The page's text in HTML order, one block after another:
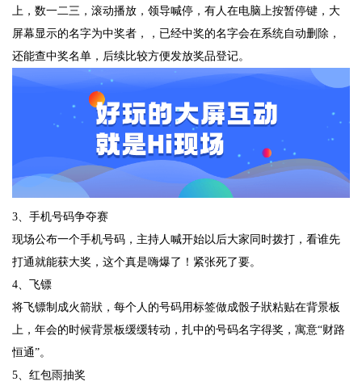
上，数一二三，滚动播放，领导喊停，有人在电脑上按暂停键，大
屏幕显示的名字为中奖者，，已经中奖的名字会在系统自动删除，
还能查中奖名单，后续比较方便发放奖品登记。
3、手机号码争夺赛
现场公布一个手机号码，主持人喊开始以后大家同时拨打，看谁先
打通就能获大奖，这个真是嗨爆了！紧张死了要。
4、飞镖
将飞镖制成火箭狀，每个人的号码用标签做成骰子狀粘贴在背景板
上，年会的时候背景板缓缓转动，扎中的号码名字得奖，寓意“财路
恒通”。
5、红包雨抽奖